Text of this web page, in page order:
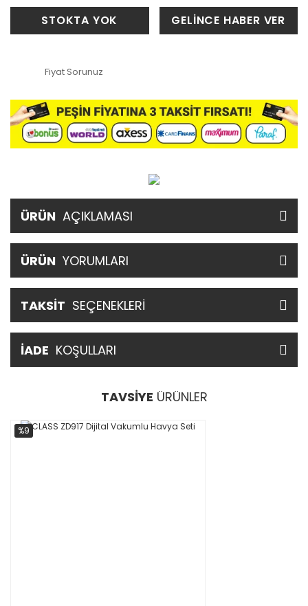
STOKTA YOK GELİNCE HABER VER
Fiyat Sorunuz
ÜRÜN AÇIKLAMASI
ÜRÜN YORUMLARI
TAKSİT SEÇENEKLERİ
İADE KOŞULLARI
TAVSİYE ÜRÜNLER
%9